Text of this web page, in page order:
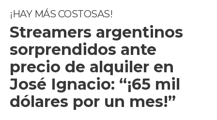
¡HAY MÁS COSTOSAS!
Streamers argentinos
sorprendidos ante
precio de alquiler en
José Ignacio: “¡65 mil
dólares por un mes!”